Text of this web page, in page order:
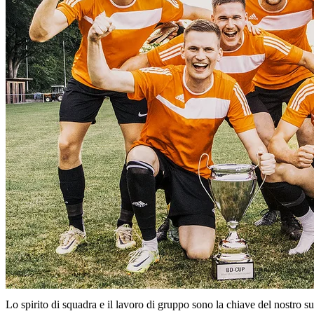
Lo spirito di squadra e il lavoro di gruppo sono la chiave del nostro